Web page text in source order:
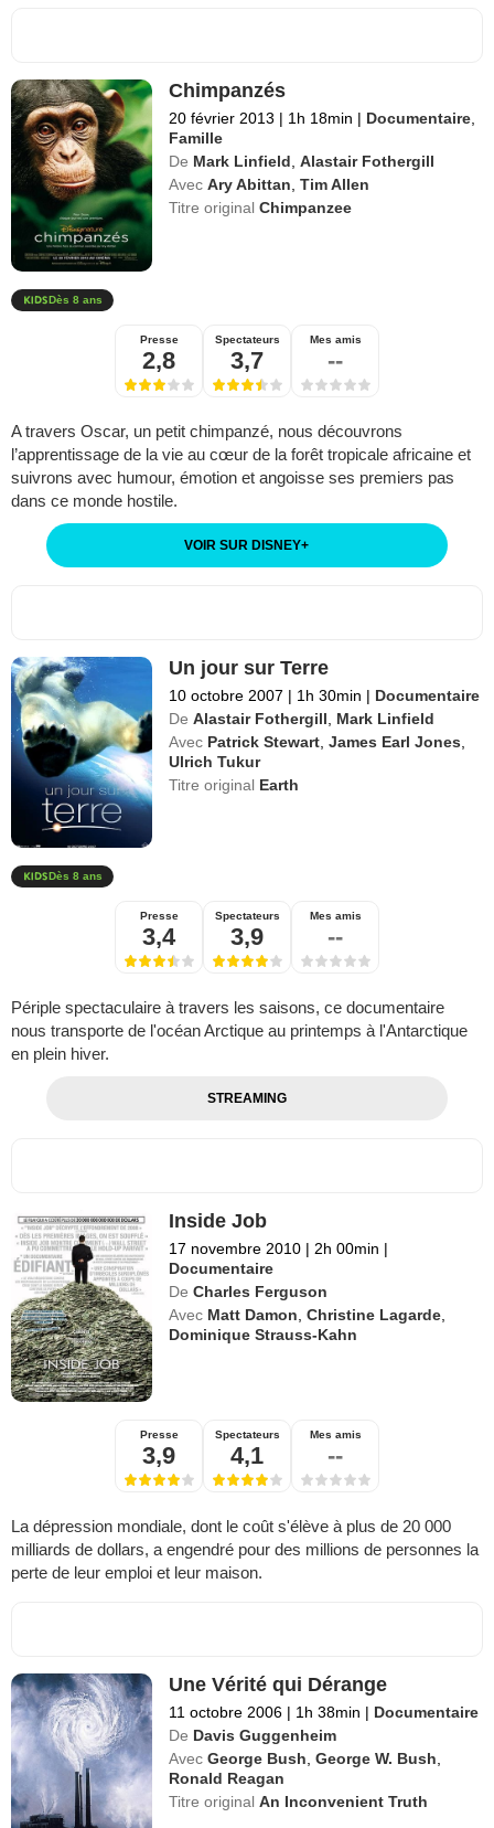
Chimpanzés
20 février 2013 | 1h 18min | Documentaire
Famille
De Mark Linfield ,Alastair Fothergill
Avec Ary Abittan ,Tim Allen
Titre originalChimpanzee
Dès 8 ans
Presse
2,8
Spectateurs
3,7
Mes amis
--
A travers Oscar, un petit chimpanzé, nous découvrons
l’apprentissage de la vie au cœur de la forêt tropicale africaine et
suivrons avec humour, émotion et angoisse ses premiers pas
dans ce monde hostile.
VOIR SUR DISNEY+
Un jour sur Terre
10 octobre 2007 | 1h 30min | Documentaire
De Alastair Fothergill
Mark Linfield
Avec Patrick Stewart ,James Earl Jones
Ulrich Tukur
Titre original Earth
Dès 8 ans
Presse
3,4
Spectateurs
3,9
Mes amis
--
Périple spectaculaire à travers les saisons, ce documentaire
nous transporte de l'océan Arctique au printemps à l'Antarctique
en plein hiver.
STREAMING
Inside Job
17 novembre 2010 | 2h 00min |
Documentaire
De Charles Ferguson
Avec Matt Damon,Christine Lagarde,
Dominique Strauss-Kahn
Presse
3,9
Spectateurs
4,1
Mes amis
--
La dépression mondiale, dont le coût s'élève à plus de 20 000
milliards de dollars, a engendré pour des millions de personnes la
perte de leur emploi et leur maison.
Une Vérité qui Dérange
11 octobre 2006 | 1h 38min | Documentaire
De Davis Guggenheim
Avec George Bush,George W. Bush,
Ronald Reagan
Titre originalAn Inconvenient Truth